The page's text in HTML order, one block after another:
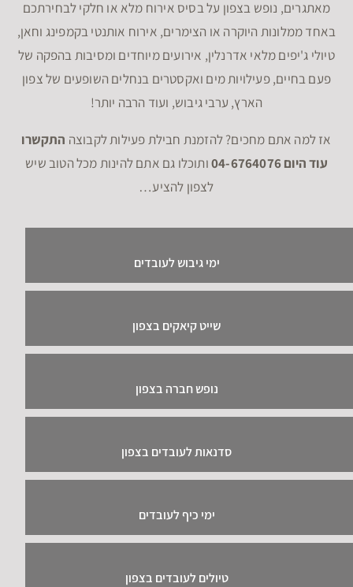
מאתגרים, נופש בצפון על בסיס אירוח מלא או חלקי לבחירתכם
באחד ממלונות היוקרה או הצימרים, אירוח אותנטי בקמפינג וחאן,
טיולי ג'יפים מלאי אדרנלין, אירועים מיוחדים ומסיבות בהפקה של
פעם בחיים, פעילויות מים ואקסטרים בנחלים השופעים של צפון
הארץ, ערבי גיבוש, ועוד הרבה יותר!
אז למה אתם מחכים? להזמנת חבילת פעילות לקבוצה התקשרו
עוד היום 04-6764076
ותוכלו גם אתם להינות מכל הטוב שיש
לצפון להציע…
ימי גיבוש לעובדים
שייט קיאקים בצפון
נופש חברה בצפון
סדנאות לעובדים בצפון
ימי כיף לעובדים
טיולים לעובדים בצפון